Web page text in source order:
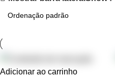
Adicionar ao carrinho